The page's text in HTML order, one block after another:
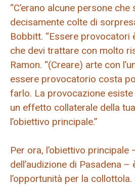
“C’erano alcune persone
decisamente colte di
Bobbitt. “Essere provocatori
che devi trattare con molto
Ramon. “(Creare) arte con
essere provocatorio costa
farlo. La provocazione
un effetto collaterale della
l’obiettivo principale.”
Per ora, l’obiettivo principale
dell’audizione di Pasadena –
l’opportunità per la collottola.